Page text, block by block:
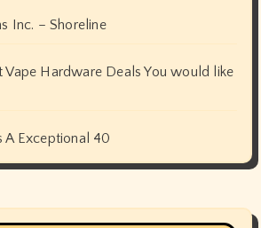
Inc. – Shoreline
Vape Hardware Deals You would like
A Exceptional 40